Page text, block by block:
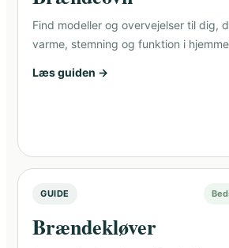
Find modeller og overvejelser til dig,
varme, stemning og funktion i
Læs guiden →
GUIDE
Brændekløver